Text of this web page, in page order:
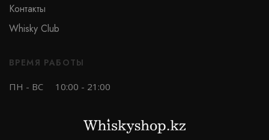
Контакты
Whisky Club
ВРЕМЯ РАБОТЫ
ПН - ВС
10:00 - 21:00